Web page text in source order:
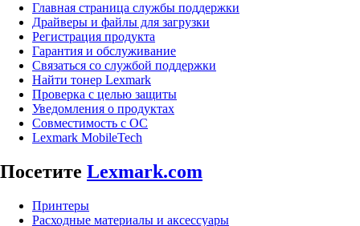
Главная страница службы поддержки
Драйверы и файлы для загрузки
Регистрация продукта
Гарантия и обслуживание
Связаться со службой поддержки
Найти тонер Lexmark
Проверка с целью защиты
Уведомления о продуктах
Совместимость с ОС
Lexmark MobileTech
Посетите Lexmark.com
Принтеры
Расходные материалы и аксессуары